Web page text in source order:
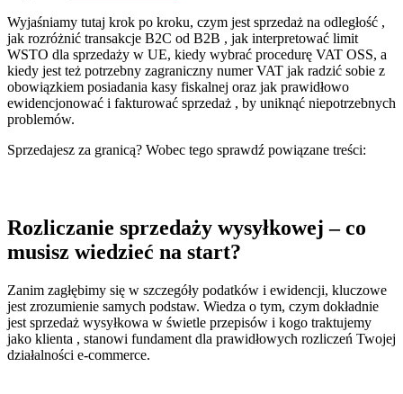
Wyjaśniamy tutaj krok po kroku, czym jest sprzedaż na odległość ,
jak rozróżnić transakcje B2C od B2B , jak interpretować limit
WSTO dla sprzedaży w UE, kiedy wybrać procedurę VAT OSS, a
kiedy jest też potrzebny zagraniczny numer VAT jak radzić sobie z
obowiązkiem posiadania kasy fiskalnej oraz jak prawidłowo
ewidencjonować i fakturować sprzedaż , by uniknąć niepotrzebnych
problemów.
Sprzedajesz za granicą? Wobec tego sprawdź powiązane treści:
Rozliczanie sprzedaży wysyłkowej – co
musisz wiedzieć na start?
Zanim zagłębimy się w szczegóły podatków i ewidencji, kluczowe
jest zrozumienie samych podstaw. Wiedza o tym, czym dokładnie
jest sprzedaż wysyłkowa w świetle przepisów i kogo traktujemy
jako klienta , stanowi fundament dla prawidłowych rozliczeń Twojej
działalności e-commerce.